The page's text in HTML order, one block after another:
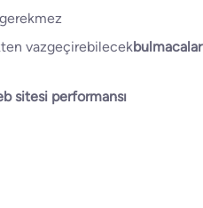
vazgeçirebilecekbulmacalar
sitesi performansı